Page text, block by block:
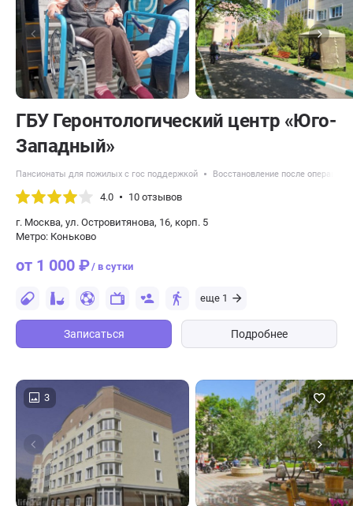
ГБУ Геронтологический центр «Юго-
Западный»
Пансионаты для пожилых с гос поддержкой Восстановление после операций
4.0 10 отзывов
г. Москва, ул. Островитянова, 16, корп. 5
Метро: Коньково
от 1 000 ₽/ в сутки
еще 1
Записаться Подробнее
3